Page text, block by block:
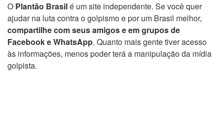
O Plantão Brasilé um site independente. Se você quer
ajudar na luta contra o golpismo e por um Brasil melhor,
compartilhe com seus amigos e em grupos de
Facebook e WhatsApp. Quanto mais gente tiver acesso
às informações, menos poder terá a manipulação da mídia
golpista.